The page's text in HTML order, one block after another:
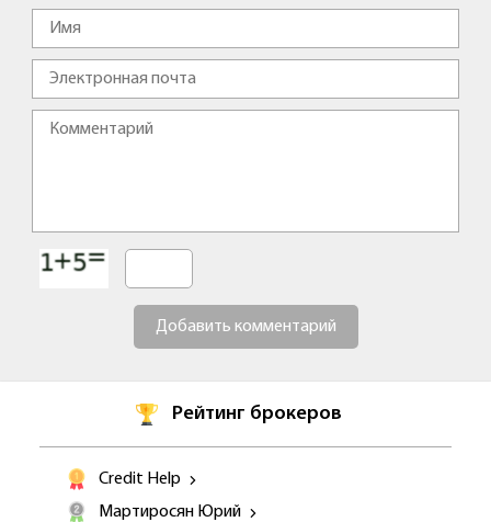
Добавить комментарий
Рейтинг брокеров
Credit Help
Мартиросян Юрий